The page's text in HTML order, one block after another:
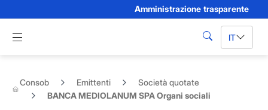
Amministrazione trasparente
Apri menu di navigazione
cerca IT
Consob Emittenti
Società quotate
BANCA MEDIOLANUM SPA Organi sociali